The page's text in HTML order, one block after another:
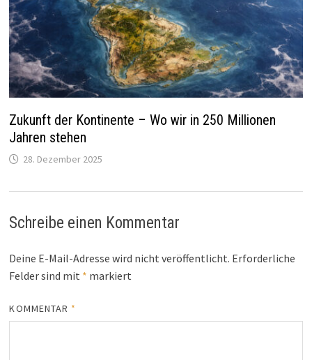
Zukunft der Kontinente – Wo wir in 250 Millionen
Jahren stehen
28. Dezember 2025
Schreibe einen Kommentar
Deine E-Mail-Adresse wird nicht veröffentlicht. Erforderliche
Felder sind mit * markiert
KOMMENTAR *